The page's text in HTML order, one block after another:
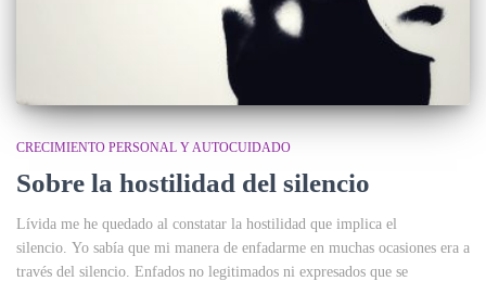
CRECIMIENTO PERSONAL Y AUTOCUIDADO
Sobre la hostilidad del silencio
Lívida me he quedado al constatar la hostilidad que implica el
silencio. Yo sabía que mi manera de enfadarme en muchas ocasiones era a
través del silencio. Enfados no legitimados ni expresados que se